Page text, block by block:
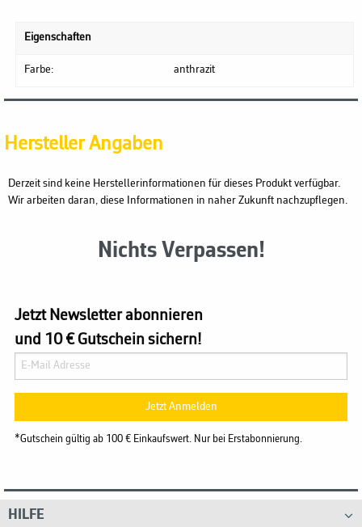
Eigenschaften
Farbe: anthrazit
Hersteller Angaben
Derzeit sind keine Herstellerinformationen für dieses Produkt verfügbar.
Wir arbeiten daran, diese Informationen in naher Zukunft nachzupflegen.
Nichts Verpassen!
Jetzt Newsletter abonnieren
und 10 € Gutschein sichern!
Jetzt Anmelden
*Gutschein gültig ab 100 € Einkaufswert. Nur bei Erstabonnierung.
HILFE